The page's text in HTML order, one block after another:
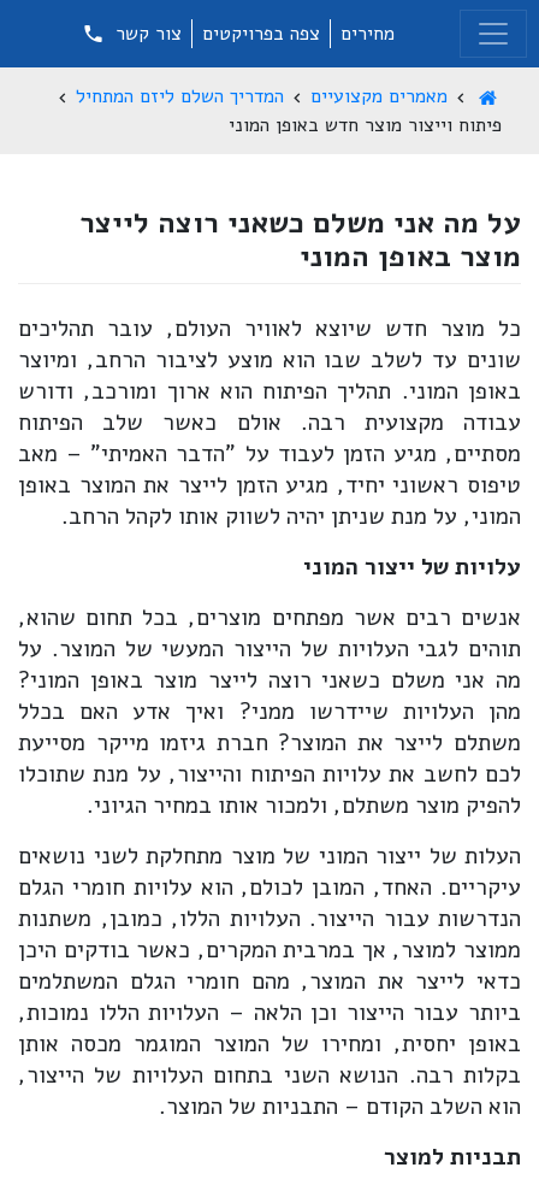
מחירים צפה בפרויקטים צור קשר
מאמרים מקצועיים
המדריך השלם ליזם המתחיל
פיתוח וייצור מוצר חדש באופן המוני
על מה אני משלם כשאני רוצה לייצר
מוצר באופן המוני
כל מוצר חדש שיוצא לאוויר העולם, עובר תהליכים
שונים עד לשלב שבו הוא מוצע לציבור הרחב, ומיוצר
באופן המוני. תהליך הפיתוח הוא ארוך ומורכב, ודורש
עבודה מקצועית רבה. אולם כאשר שלב הפיתוח
מסתיים, מגיע הזמן לעבוד על "הדבר האמיתי" – מאב
טיפוס ראשוני יחיד, מגיע הזמן לייצר את המוצר באופן
המוני, על מנת שניתן יהיה לשווק אותו לקהל הרחב.
עלויות של ייצור המוני
אנשים רבים אשר מפתחים מוצרים, בכל תחום שהוא,
תוהים לגבי העלויות של הייצור המעשי של המוצר. על
מה אני משלם כשאני רוצה לייצר מוצר באופן המוני?
מהן העלויות שיידרשו ממני? ואיך אדע האם בכלל
משתלם לייצר את המוצר? חברת גיזמו מייקר מסייעת
לכם לחשב את עלויות הפיתוח והייצור, על מנת שתוכלו
להפיק מוצר משתלם, ולמכור אותו במחיר הגיוני.
העלות של ייצור המוני של מוצר מתחלקת לשני נושאים
עיקריים. האחד, המובן לכולם, הוא עלויות חומרי הגלם
הנדרשות עבור הייצור. העלויות הללו, כמובן, משתנות
ממוצר למוצר, אך במרבית המקרים, כאשר בודקים היכן
כדאי לייצר את המוצר, מהם חומרי הגלם המשתלמים
ביותר עבור הייצור וכן הלאה – העלויות הללו נמוכות,
באופן יחסית, ומחירו של המוצר המוגמר מכסה אותן
בקלות רבה. הנושא השני בתחום העלויות של הייצור,
הוא השלב הקודם – התבניות של המוצר.
תבניות למוצר